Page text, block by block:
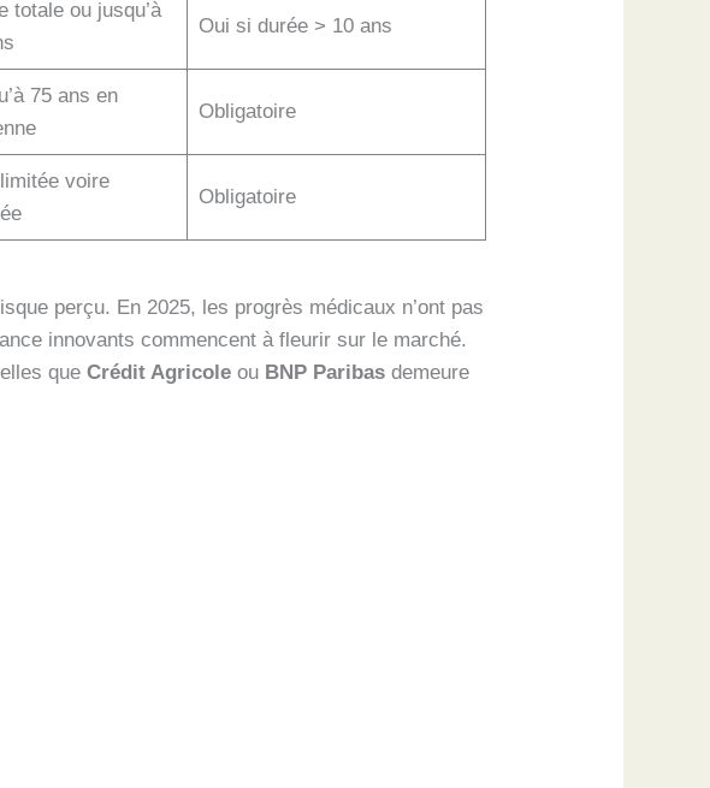
totale ou jusqu’à
Oui si durée > 10 ans
75 ans en
Obligatoire
voire
Obligatoire
perçu. En 2025, les progrès médicaux n’ont pas
innovants commencent à fleurir sur le marché.
queCrédit Agricole ou BNP Paribas demeure